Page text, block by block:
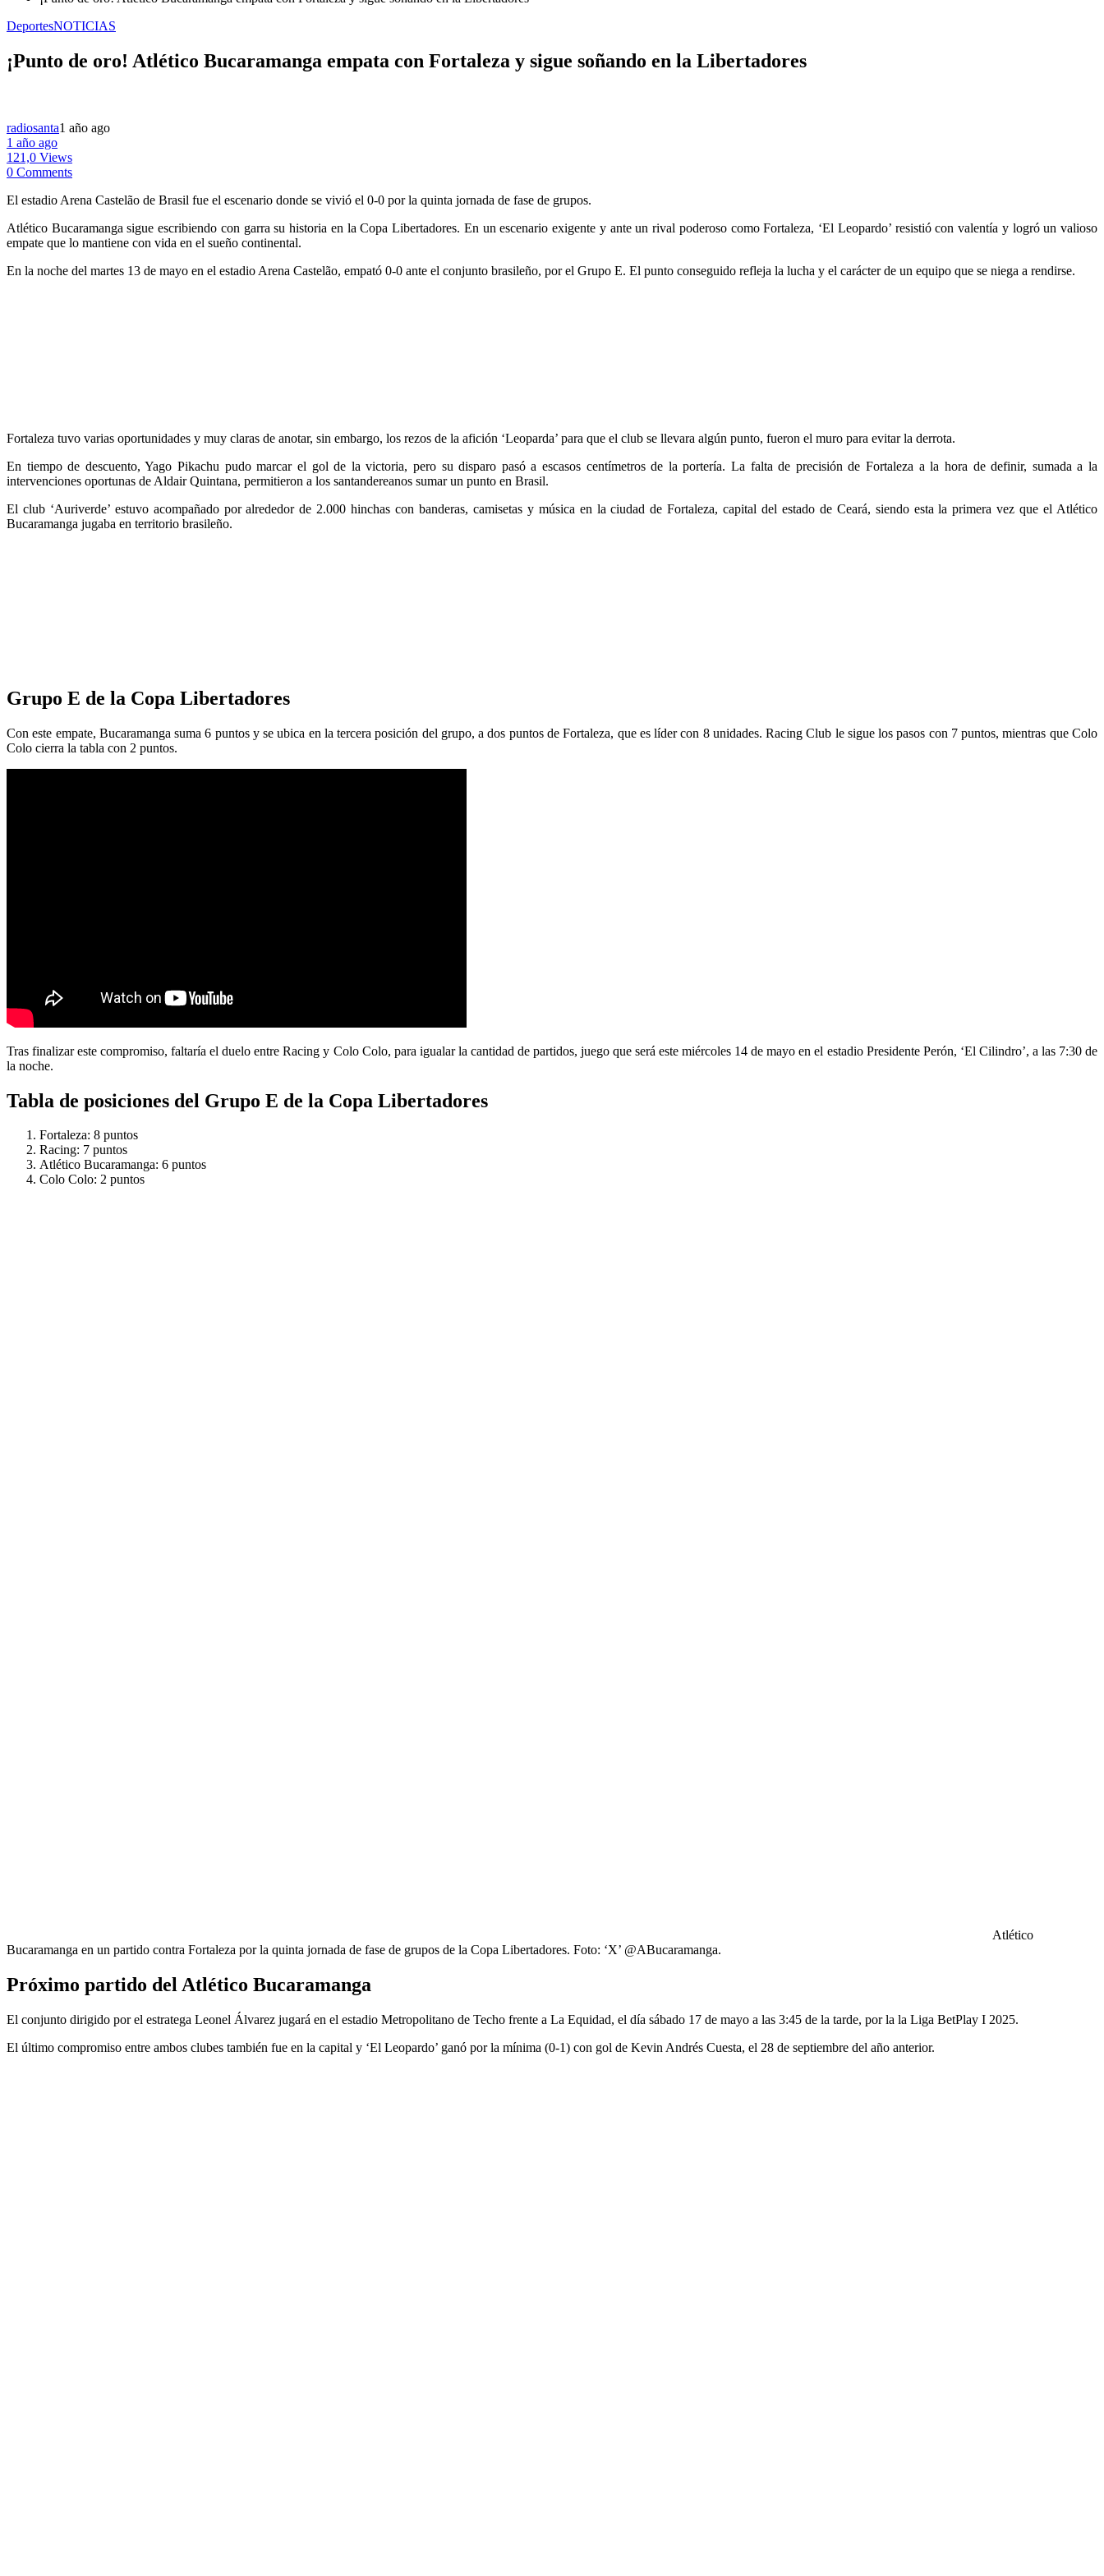
DeportesNOTICIAS
¡Punto de oro! Atlético Bucaramanga empata con Fortaleza y sigue soñando en la Libertadores
radiosanta1 año ago
1 año ago
121,0 Views
0 Comments
El estadio Arena Castelão de Brasil fue el escenario donde se vivió el 0-0 por la quinta jornada de fase de grupos.
Atlético Bucaramanga sigue escribiendo con garra su historia en la Copa Libertadores. En un escenario exigente y ante un rival poderoso como Fortaleza, ‘El Leopardo’ resistió con valentía y logró un valioso
empate que lo mantiene con vida en el sueño continental.
En la noche del martes 13 de mayo en el estadio Arena Castelão, empató 0-0 ante el conjunto brasileño, por el Grupo E. El punto conseguido refleja la lucha y el carácter de un equipo que se niega a rendirse.
Fortaleza tuvo varias oportunidades y muy claras de anotar, sin embargo, los rezos de la afición ‘Leoparda’ para que el club se llevara algún punto, fueron el muro para evitar la derrota.
En tiempo de descuento, Yago Pikachu pudo marcar el gol de la victoria, pero su disparo pasó a escasos centímetros de la portería. La falta de precisión de Fortaleza a la hora de definir, sumada a la
intervenciones oportunas de Aldair Quintana, permitieron a los santandereanos sumar un punto en Brasil.
El club ‘Auriverde’ estuvo acompañado por alrededor de 2.000 hinchas con banderas, camisetas y música en la ciudad de Fortaleza, capital del estado de Ceará, siendo esta la primera vez que el Atlético
Bucaramanga jugaba en territorio brasileño.
Grupo E de la Copa Libertadores
Con este empate, Bucaramanga suma 6 puntos y se ubica en la tercera posición del grupo, a dos puntos de Fortaleza, que es líder con 8 unidades. Racing Club le sigue los pasos con 7 puntos, mientras que Colo
Colo cierra la tabla con 2 puntos.
Tras finalizar este compromiso, faltaría el duelo entre Racing y Colo Colo, para igualar la cantidad de partidos, juego que será este miércoles 14 de mayo en el estadio Presidente Perón, ‘El Cilindro’, a las 7:30 de
la noche.
Tabla de posiciones del Grupo E de la Copa Libertadores
Fortaleza: 8 puntos
Racing: 7 puntos
Atlético Bucaramanga: 6 puntos
Colo Colo: 2 puntos
Atlético
Bucaramanga en un partido contra Fortaleza por la quinta jornada de fase de grupos de la Copa Libertadores. Foto: ‘X’ @ABucaramanga.
Próximo partido del Atlético Bucaramanga
El conjunto dirigido por el estratega Leonel Álvarez jugará en el estadio Metropolitano de Techo frente a La Equidad, el día sábado 17 de mayo a las 3:45 de la tarde, por la la Liga BetPlay I 2025.
El último compromiso entre ambos clubes también fue en la capital y ‘El Leopardo’ ganó por la mínima (0-1) con gol de Kevin Andrés Cuesta, el 28 de septiembre del año anterior.